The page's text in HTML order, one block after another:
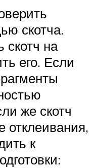
скотча.
скотч на
его. Если
же скотч
отклеивания,
к